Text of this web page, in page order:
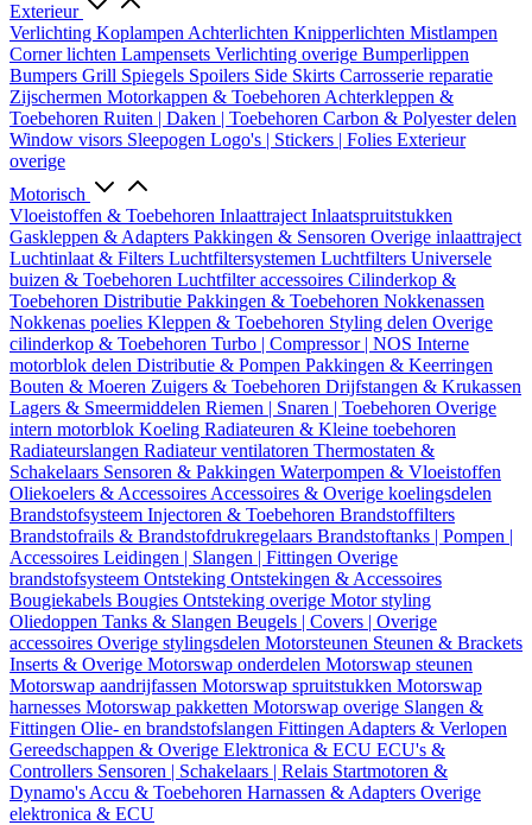
Exterieur
Verlichting Koplampen Achterlichten Knipperlichten Mistlampen
Corner lichten Lampensets Verlichting overige Bumperlippen
Bumpers Grill Spiegels Spoilers Side Skirts Carrosserie reparatie
Zijschermen Motorkappen & Toebehoren Achterkleppen &
Toebehoren Ruiten | Daken | Toebehoren Carbon & Polyester delen
Window visors Sleepogen Logo's | Stickers | Folies Exterieur
overige
Motorisch
Vloeistoffen & Toebehoren Inlaattraject Inlaatspruitstukken
Gaskleppen & Adapters Pakkingen & Sensoren Overige inlaattraject
Luchtinlaat & Filters Luchtfiltersystemen Luchtfilters Universele
buizen & Toebehoren Luchtfilter accessoires Cilinderkop &
Toebehoren Distributie Pakkingen & Toebehoren Nokkenassen
Nokkenas poelies Kleppen & Toebehoren Styling delen Overige
cilinderkop & Toebehoren Turbo | Compressor | NOS Interne
motorblok delen Distributie & Pompen Pakkingen & Keerringen
Bouten & Moeren Zuigers & Toebehoren Drijfstangen & Krukassen
Lagers & Smeermiddelen Riemen | Snaren | Toebehoren Overige
intern motorblok Koeling Radiateuren & Kleine toebehoren
Radiateurslangen Radiateur ventilatoren Thermostaten &
Schakelaars Sensoren & Pakkingen Waterpompen & Vloeistoffen
Oliekoelers & Accessoires Accessoires & Overige koelingsdelen
Brandstofsysteem Injectoren & Toebehoren Brandstoffilters
Brandstofrails & Brandstofdrukregelaars Brandstoftanks | Pompen |
Accessoires Leidingen | Slangen | Fittingen Overige
brandstofsysteem Ontsteking Ontstekingen & Accessoires
Bougiekabels Bougies Ontsteking overige Motor styling
Oliedoppen Tanks & Slangen Beugels | Covers | Overige
accessoires Overige stylingsdelen Motorsteunen Steunen & Brackets
Inserts & Overige Motorswap onderdelen Motorswap steunen
Motorswap aandrijfassen Motorswap spruitstukken Motorswap
harnesses Motorswap pakketten Motorswap overige Slangen &
Fittingen Olie- en brandstofslangen Fittingen Adapters & Verlopen
Gereedschappen & Overige Elektronica & ECU ECU's &
Controllers Sensoren | Schakelaars | Relais Startmotoren &
Dynamo's Accu & Toebehoren Harnassen & Adapters Overige
elektronica & ECU